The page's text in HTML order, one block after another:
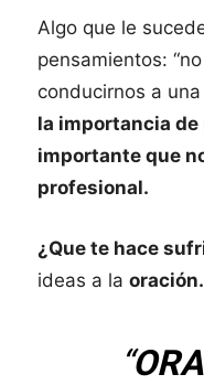
Algo que le
pensamientos:
conducirnos a
la importancia de
importante que
profesional.
¿Que te hace
ideas a la oración.
“